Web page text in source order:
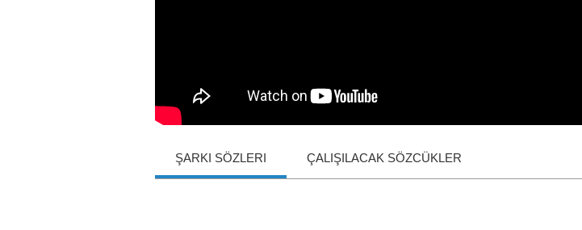
ŞARKI SÖZLERI ÇALIŞILACAK SÖZCÜKLER